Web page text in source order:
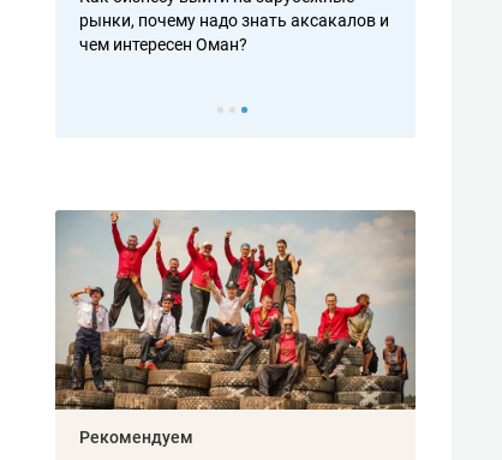
рынки, почему надо знать аксакалов и
чем интересен Оман?
Рекомендуем